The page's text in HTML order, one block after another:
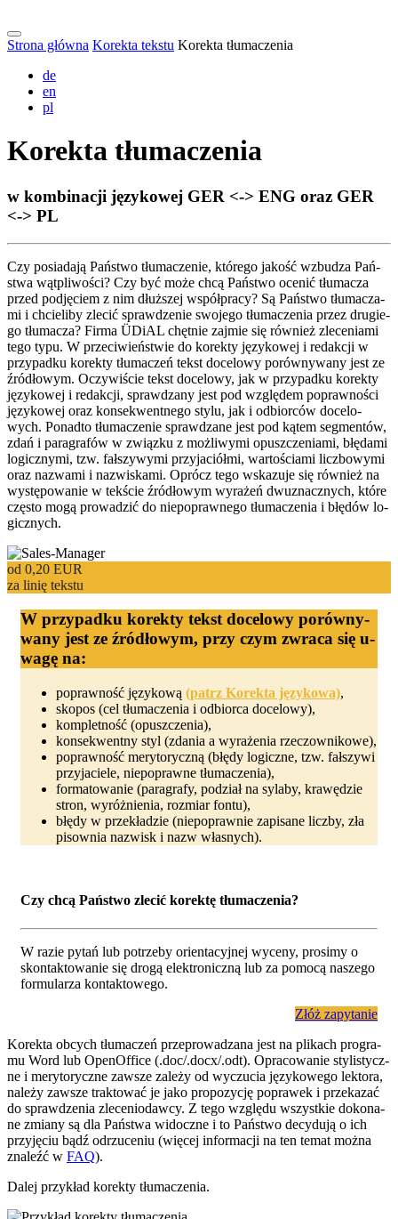
Strona główna Korekta tekstu Korekta tłumaczenia
de
en
pl
Ko­rek­ta tłu­ma­czenia
w kom­bi­nacji ję­zy­ko­wej GER <-> ENG oraz GER
<-> PL
Czy po­sia­da­ją Pań­stwo tłu­ma­cze­nie, któ­re­go ja­kość wzbudza Pań­
stwa wątpliwości? Czy być mo­że chcą Pań­stwo oce­nić tłu­ma­cza
przed pod­ję­ciem z nim dłuż­szej współ­pra­cy? Są Pań­stwo tłu­ma­cza­
mi i chcie­li­by zle­cić spraw­dze­nie swo­je­go tłu­ma­cze­nia przez dru­gie­
go tłu­ma­cza? Fir­ma ÜDiAL chęt­nie zaj­mie się rów­nież zle­ce­nia­mi
te­go ty­pu. W prze­ci­wieństwie do korekty językowej i re­dakcji w
przy­pad­ku ko­rek­ty tłu­ma­czeń tekst do­ce­lo­wy po­rów­ny­wa­ny jest ze
źród­ło­wym. Oczy­wiś­cie tekst do­ce­lo­wy, jak w przy­pad­ku korekty
językowej i redakcji, spraw­dza­ny jest pod wzglę­dem po­praw­noś­ci
ję­zy­ko­wej oraz kon­sekwent­ne­go sty­lu, jak i od­bior­ców do­ce­lo­
wych. Po­nad­to tłu­ma­cze­nie spraw­dza­ne jest pod ką­tem seg­men­tów,
zdań i pa­ra­gra­fów w związ­ku z mo­żli­wy­mi o­pusz­cze­nia­mi, błę­da­mi
lo­gicz­ny­mi, tzw. fałszy­wy­mi przy­ja­ciół­mi, war­toś­cia­mi licz­bo­wy­mi
o­raz naz­wa­mi i naz­wis­ka­mi. O­prócz te­go wska­zu­je się rów­nież na
wys­tę­po­wa­nie w tekś­cie źród­ło­wym wy­ra­żeń dwu­znacz­nych, któ­re
czę­sto mo­gą pro­wa­dzić do nie­po­praw­ne­go tłu­ma­cze­nia i błę­dów lo­
gicz­nych.
od 0,20 EUR
za linię tekstu
W przy­pad­ku ko­rek­ty tekst do­ce­lo­wy po­rów­ny­
wa­ny jest ze źród­ło­wym, przy czym zwra­ca się u­
wa­gę na:
poprawność językową (patrz Korekta językowa),
skopos (cel tłumaczenia i odbiorca docelowy),
kompletność (opuszczenia),
konsekwentny styl (zdania a wyrażenia rzeczownikowe),
poprawność merytoryczną (błędy logiczne, tzw. fałszywi
przyjaciele, niepoprawne tłumaczenia),
formatowanie (paragrafy, podział na sylaby, krawędzie
stron, wyróżnienia, rozmiar fontu),
błędy w przekładzie (niepoprawnie zapisane liczby, zła
pisownia nazwisk i nazw własnych).
Czy chcą Pań­stwo zle­cić ko­rek­tę tłu­ma­cze­nia?
W razie py­tań lub po­trzeby orien­ta­cyj­nej wy­ceny, pro­simy o
skon­tak­to­wanie się drogą elek­tro­niczną lub za po­mo­cą na­sze­go
for­mu­la­rza kon­takto­wego.
Złóż zapytanie
Ko­rek­ta ob­cych tłu­ma­czeń prze­pro­wa­dza­na jest na pli­kach pro­gra­
mu Word lub Open­Office (.doc/.docx/.odt). O­pra­co­wa­nie stylis­tycz­
ne i me­ry­to­rycz­ne zaw­sze za­le­ży od wy­czu­cia ję­zy­ko­we­go lek­to­ra,
na­le­ży zaw­sze trak­to­wać je ja­ko pro­po­zyc­ję po­pra­wek i prze­ka­zać
do spraw­dze­nia zle­ce­nio­daw­cy. Z te­go wzglę­du wszyst­kie do­ko­na­
ne zmia­ny są dla Pań­stwa wi­docz­ne i to Pań­stwo de­cy­du­ją o ich
przy­ję­ciu bądź od­rzu­ce­niu (wię­cej in­for­macji na ten te­mat moż­na
zna­leźć w FAQ).
Da­lej przy­kład ko­rek­ty tłu­ma­cze­nia.